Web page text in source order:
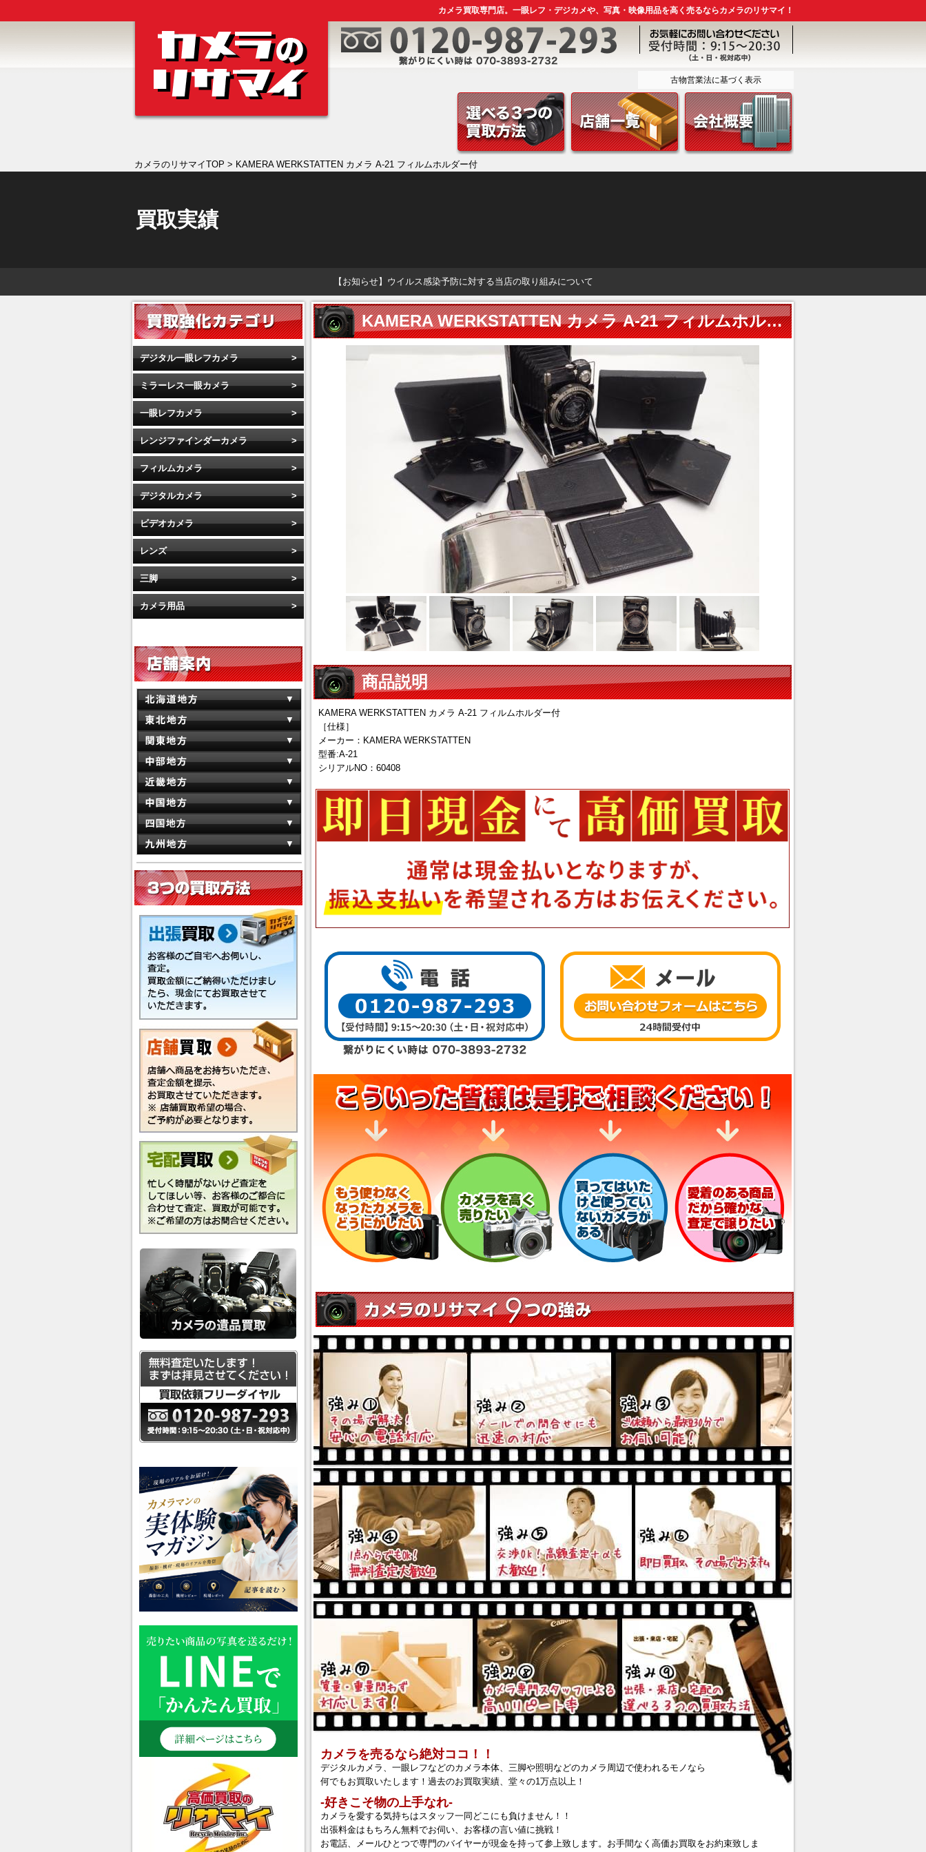
カメラ買取専門店。一眼レフ・デジカメや、写真・映像用品を高く売るならカメラのリサマイ！
古物営業法に基づく表示
カメラのリサマイTOP > KAMERA WERKSTATTEN カメラ A-21 フィルムホルダー付
買取実績
【お知らせ】ウイルス感染予防に対する当店の取り組みについて
KAMERA WERKSTATTEN カメラ A-21 フィルムホルダー付
商品説明
KAMERA WERKSTATTEN カメラ A-21 フィルムホルダー付
［仕様］
メーカー：KAMERA WERKSTATTEN
型番:A-21
シリアルNO：60408
カメラを売るなら絶対ココ！！
デジタルカメラ、一眼レフなどのカメラ本体、三脚や照明などのカメラ周辺で使われるモノなら
何でもお買取いたします！過去のお買取実績、堂々の1万点以上！
‐好きこそ物の上手なれ‐
カメラを愛する気持ちはスタッフ一同どこにも負けません！！
出張料金はもちろん無料でお伺い、お客様の言い値に挑戦！
お電話、メールひとつで専門のバイヤーが現金を持って参上致します。お手間なく高価お買取をお約束致しま
デジタル一眼レフカメラ
ミラーレス一眼カメラ
一眼レフカメラ
レンジファインダーカメラ
フィルムカメラ
デジタルカメラ
ビデオカメラ
レンズ
三脚
カメラ用品